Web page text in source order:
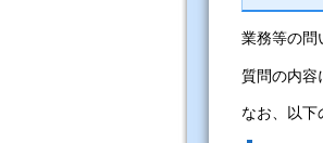
業務等の問
質問の内容
なお、以下